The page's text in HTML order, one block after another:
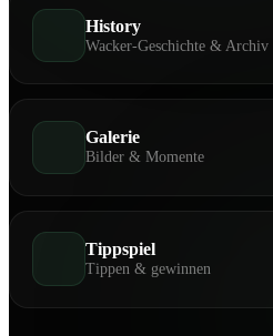
History
Wacker-Geschichte & Archiv
Galerie
Bilder & Momente
Tippspiel
Tippen & gewinnen